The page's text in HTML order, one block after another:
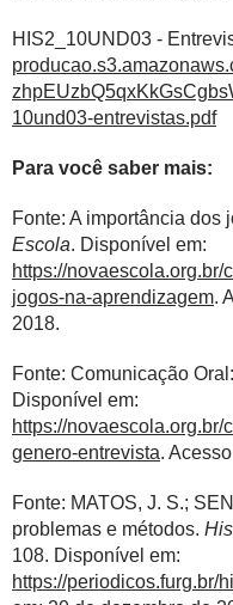
HIS2_10UND03 -
10und03-entrevistas.pdf
Para você saber mais:
Fonte: A importância dos
Escola. Disponível em:
https://
jogos-na-aprendizagem.
2018.
Fonte: Comunicação
Disponível em:
https://
genero-entrevista.
Fonte: MATOS, J. S.;
problemas e métodos.
108. Disponível em:
https://periodicos.furg.br/